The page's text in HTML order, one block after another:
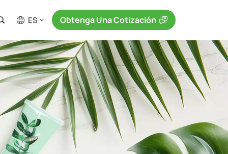
ES Obtenga Una Cotización